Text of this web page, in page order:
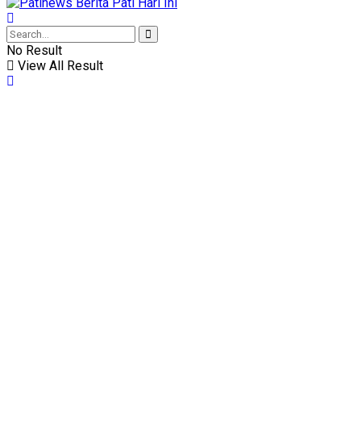
No Result
View All Result